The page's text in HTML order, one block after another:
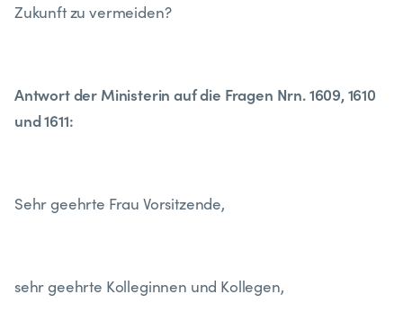
Zukunft zu vermeiden?
Antwort der Ministerin auf die Fragen Nrn. 1609, 1610
und 1611:
Sehr geehrte Frau Vorsitzende,
sehr geehrte Kolleginnen und Kollegen,